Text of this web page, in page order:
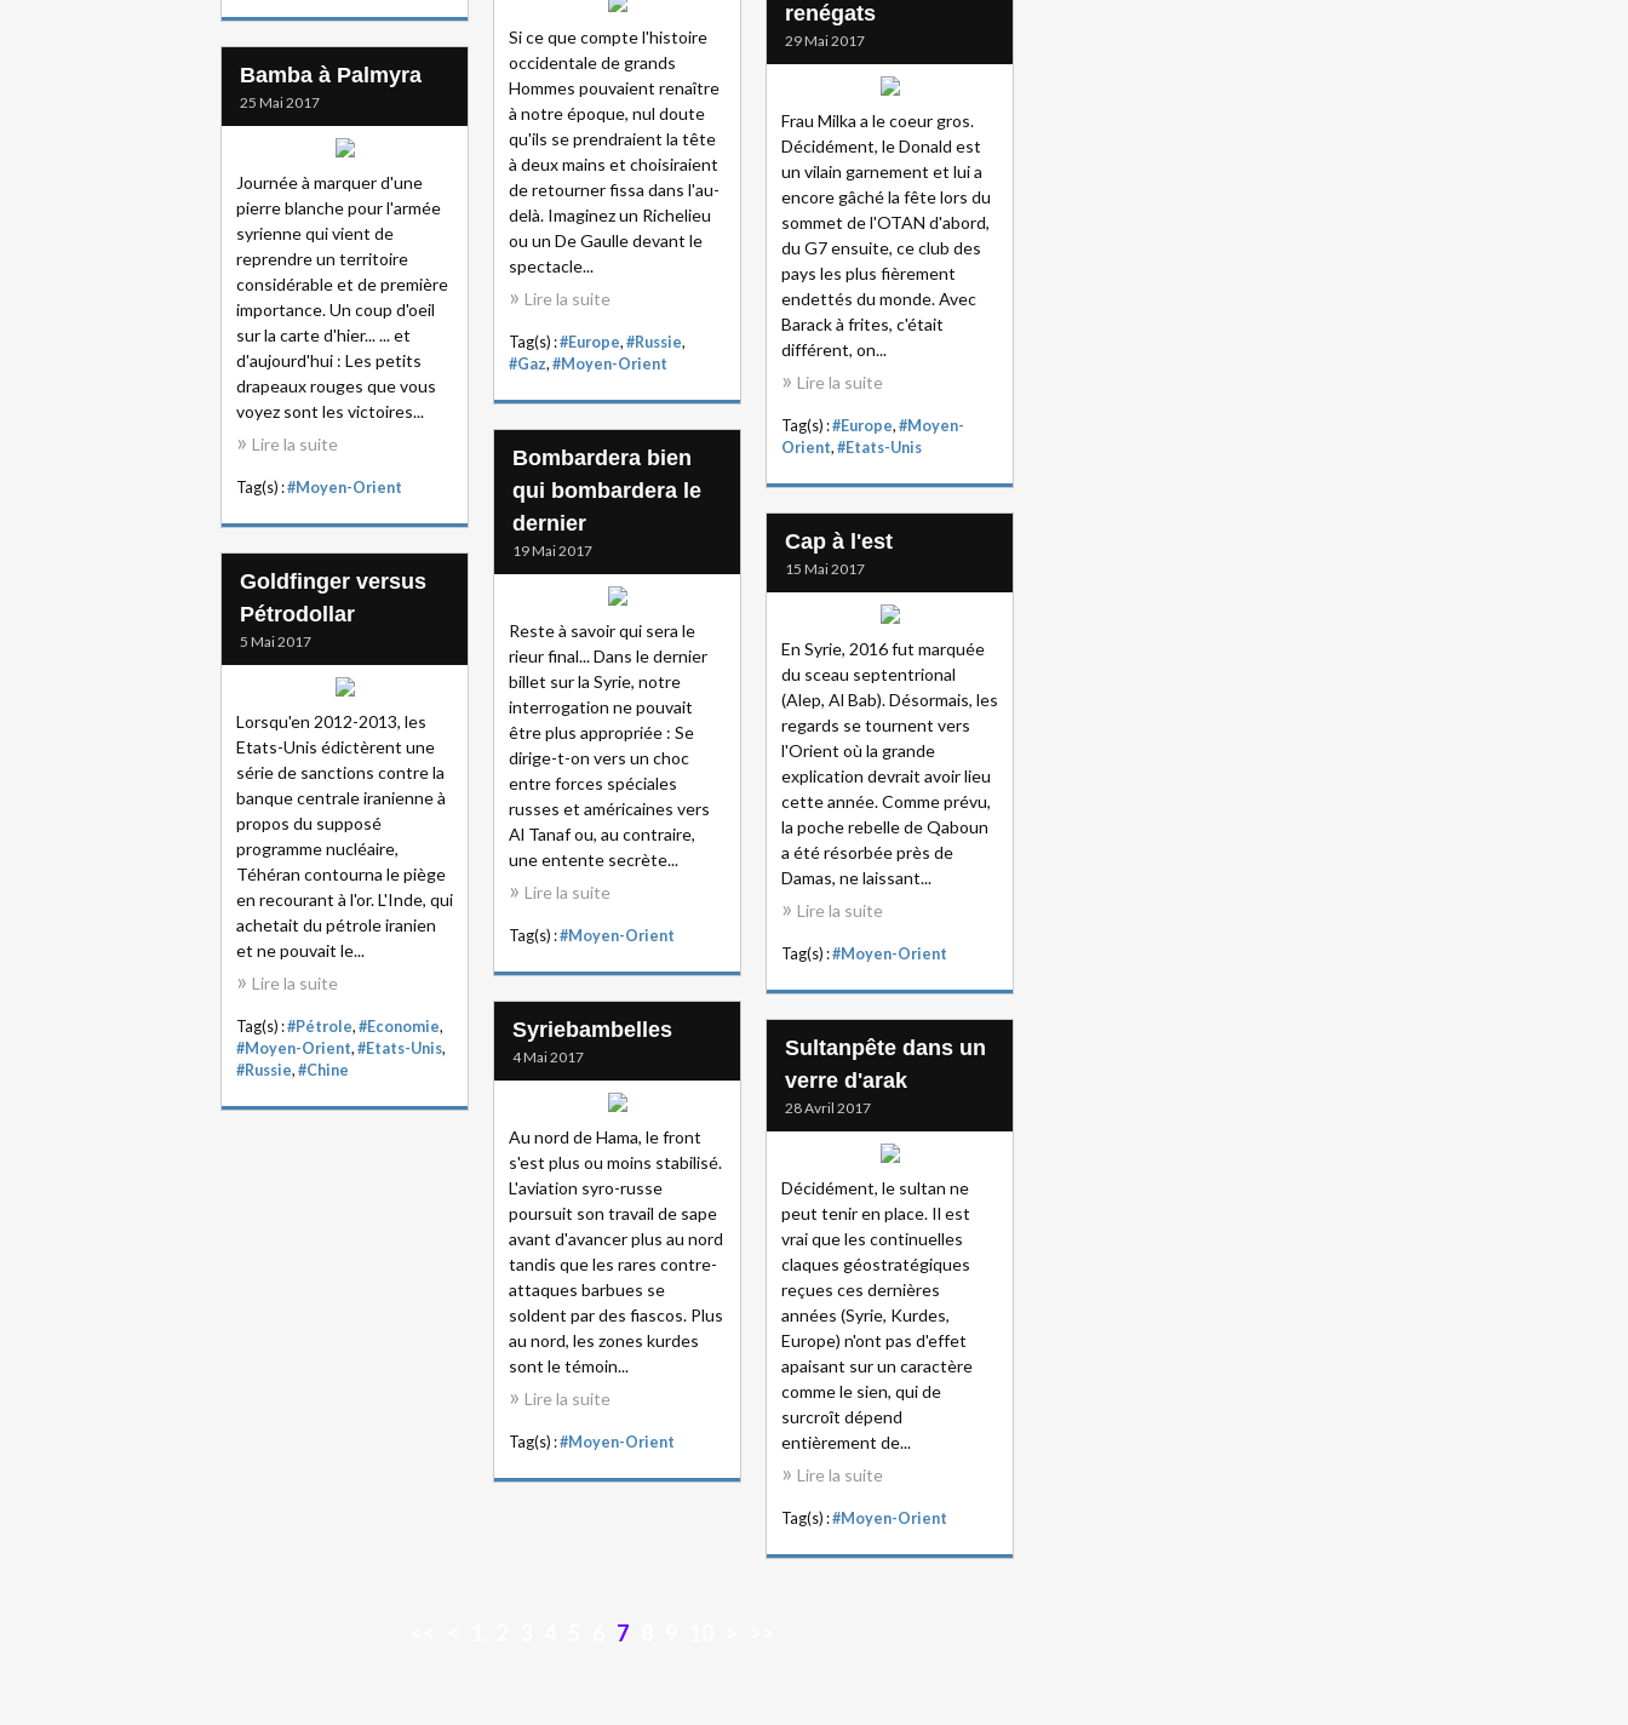
Si ce que compte l'histoire
occidentale de grands
Hommes pouvaient renaître
à notre époque, nul doute
qu'ils se prendraient la tête
à deux mains et choisiraient
de retourner fissa dans l'au-
delà. Imaginez un Richelieu
ou un De Gaulle devant le
spectacle...
Lire la suite
Tag(s) :#Europe, #Russie,
#Gaz, #Moyen-Orient
renégats
29 Mai 2017
Frau Milka a le coeur gros.
Décidément, le Donald est
un vilain garnement et lui a
encore gâché la fête lors du
sommet de l'OTAN d'abord,
du G7 ensuite, ce club des
pays les plus fièrement
endettés du monde. Avec
Barack à frites, c'était
différent, on...
Lire la suite
Tag(s) :#Europe, #Moyen-
Orient, #Etats-Unis
Bamba à Palmyra
25 Mai 2017
Journée à marquer d'une
pierre blanche pour l'armée
syrienne qui vient de
reprendre un territoire
considérable et de première
importance. Un coup d'oeil
sur la carte d'hier... ... et
d'aujourd'hui : Les petits
drapeaux rouges que vous
voyez sont les victoires...
Lire la suite
Tag(s) :#Moyen-Orient
Bombardera bien
qui bombardera le
dernier
19 Mai 2017
Reste à savoir qui sera le
rieur final... Dans le dernier
billet sur la Syrie, notre
interrogation ne pouvait
être plus appropriée : Se
dirige-t-on vers un choc
entre forces spéciales
russes et américaines vers
Al Tanaf ou, au contraire,
une entente secrète...
Lire la suite
Tag(s) :#Moyen-Orient
Cap à l'est
15 Mai 2017
En Syrie, 2016 fut marquée
du sceau septentrional
(Alep, Al Bab). Désormais, les
regards se tournent vers
l'Orient où la grande
explication devrait avoir lieu
cette année. Comme prévu,
la poche rebelle de Qaboun
a été résorbée près de
Damas, ne laissant...
Lire la suite
Tag(s) :#Moyen-Orient
Goldfinger versus
Pétrodollar
5 Mai 2017
Lorsqu'en 2012-2013, les
Etats-Unis édictèrent une
série de sanctions contre la
banque centrale iranienne à
propos du supposé
programme nucléaire,
Téhéran contourna le piège
en recourant à l'or. L'Inde, qui
achetait du pétrole iranien
et ne pouvait le...
Lire la suite
Tag(s) :#Pétrole, #Economie,
#Moyen-Orient, #Etats-Unis,
#Russie, #Chine
Syriebambelles
4 Mai 2017
Au nord de Hama, le front
s'est plus ou moins stabilisé.
L'aviation syro-russe
poursuit son travail de sape
avant d'avancer plus au nord
tandis que les rares contre-
attaques barbues se
soldent par des fiascos. Plus
au nord, les zones kurdes
sont le témoin...
Lire la suite
Tag(s) :#Moyen-Orient
Sultanpête dans un
verre d'arak
28 Avril 2017
Décidément, le sultan ne
peut tenir en place. Il est
vrai que les continuelles
claques géostratégiques
reçues ces dernières
années (Syrie, Kurdes,
Europe) n'ont pas d'effet
apaisant sur un caractère
comme le sien, qui de
surcroît dépend
entièrement de...
Lire la suite
Tag(s) :#Moyen-Orient
7